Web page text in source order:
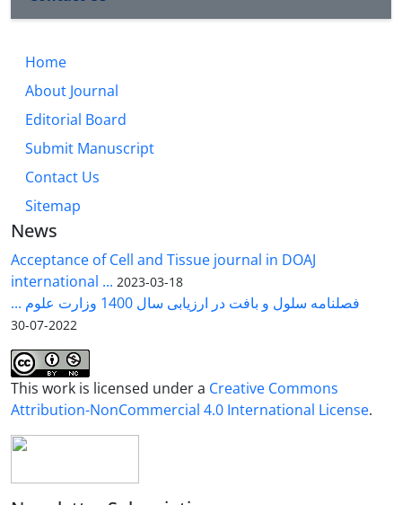
Home
About Journal
Editorial Board
Submit Manuscript
Contact Us
Sitemap
News
Acceptance of Cell and Tissue journal in DOAJ
international ... 2023-03-18
فصلنامه سلول و بافت در ارزیابی سال 1400 وزارت علوم ...
2022-07-30
This work is licensed under a Creative Commons
Attribution-NonCommercial 4.0 International License.